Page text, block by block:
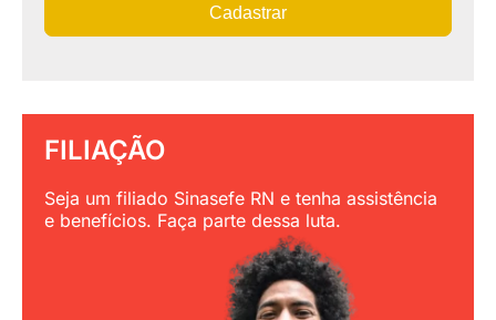
Cadastrar
FILIAÇÃO
Seja um filiado Sinasefe RN e tenha assistência
e benefícios. Faça parte dessa luta.